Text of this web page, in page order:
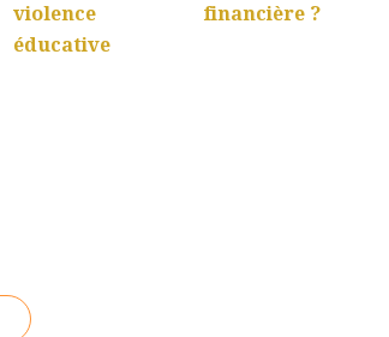
violence
éducative
financière ?